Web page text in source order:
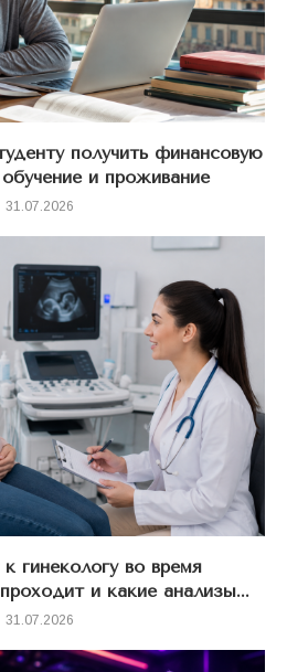
получить финансовую
и проживание
31.07.2026
гинекологу во время
и какие анализы...
31.07.2026